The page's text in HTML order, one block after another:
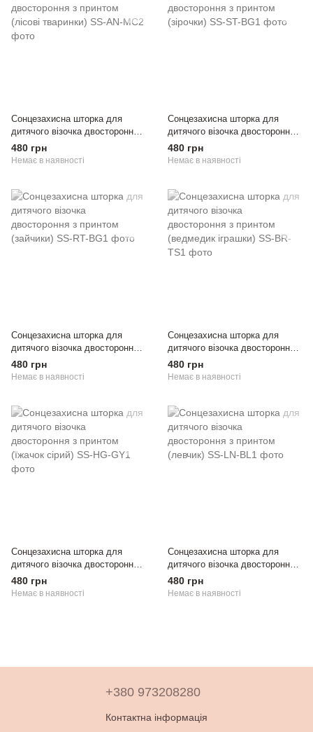
Сонцезахисна шторка для
дитячого візочка двостороння з
принтом (лісові тваринки)
480 грн
Немає в наявності
Сонцезахисна шторка для
дитячого візочка двостороння з
принтом (зірочки)
480 грн
Немає в наявності
Сонцезахисна шторка для
дитячого візочка двостороння з
принтом (зайчики)
480 грн
Немає в наявності
Сонцезахисна шторка для
дитячого візочка двостороння з
принтом (ведмедик іграшки)
480 грн
Немає в наявності
Сонцезахисна шторка для
дитячого візочка двостороння з
принтом (їжачок сірий)
480 грн
Немає в наявності
Сонцезахисна шторка для
дитячого візочка двостороння з
принтом (левчик)
480 грн
Немає в наявності
+380 973208280
Контактна інформація